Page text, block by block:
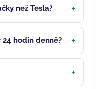
než Tesla?
hodin denně?